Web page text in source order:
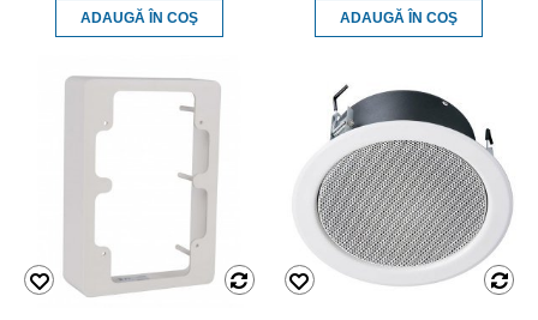
ADAUGĂ ÎN COŞ ADAUGĂ ÎN COŞ